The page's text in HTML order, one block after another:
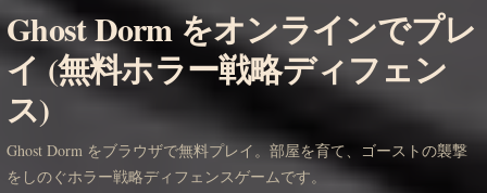
Ghost Dorm をオンラインでプレ
イ (無料ホラー戦略ディフェン
ス)
Ghost Dorm をブラウザで無料プレイ。部屋を育て、ゴーストの襲撃
をしのぐホラー戦略ディフェンスゲームです。